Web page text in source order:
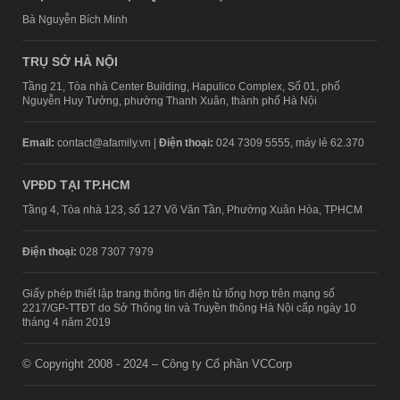
Bà Nguyễn Bích Minh
TRỤ SỞ HÀ NỘI
Tầng 21, Tòa nhà Center Building, Hapulico Complex, Số 01, phố
Nguyễn Huy Tưởng, phường Thanh Xuân, thành phố Hà Nội
Email: contact@afamily.vn | Điện thoại: 024 7309 5555, máy lẻ 62.370
VPĐD TẠI TP.HCM
Tầng 4, Tòa nhà 123, số 127 Võ Văn Tần, Phường Xuân Hòa, TPHCM
Điện thoại: 028 7307 7979
Giấy phép thiết lập trang thông tin điện tử tổng hợp trên mạng số
2217/GP-TTĐT do Sở Thông tin và Truyền thông Hà Nội cấp ngày 10
tháng 4 năm 2019
© Copyright 2008 - 2024 – Công ty Cổ phần VCCorp